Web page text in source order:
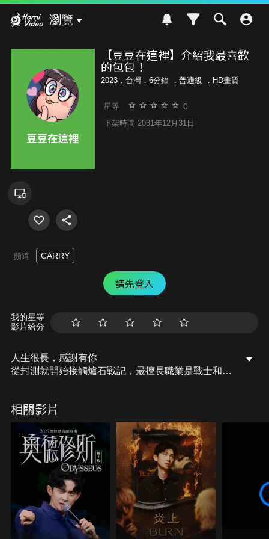
瀏覽
【豆豆在這裡】介紹我最喜歡
的包包！
2023．台灣．6分鐘 ． 普遍級 ．HD畫質
星等 0
下架時間 2031年12月31日
頻道 CARRY
請先登入
我的星等
影片給分
人生很長，感謝有你
從封測就開始接觸爐石戰記，最擅長職業是戰士和牧
醒吧， 趁此良機，莫再猶豫，恭請蛇界至尊雙飛寶
典！ OSkomodo 還不一起加入蛇教跟著教主一起前
進!
相關影片